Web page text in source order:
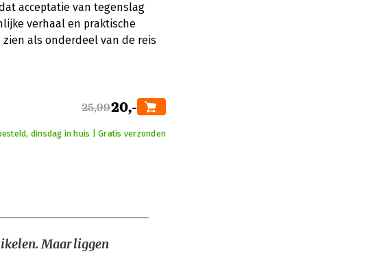
acceptatie van tegenslag
verhaal en praktische
als onderdeel van de reis
25,9920,-
dinsdag in huis | Gratis verzonden
Maar liggen